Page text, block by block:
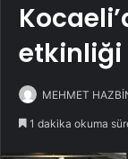
etkinliği
MEHMET
1 dakika okuma